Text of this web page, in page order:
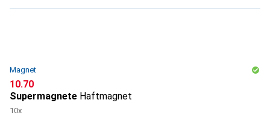
Magnet
CHF
10.70
Supermagnete Haftmagnet
10x